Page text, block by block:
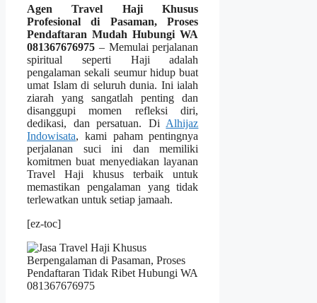
Agen Travel Haji Khusus
Profesional di Pasaman, Proses
Pendaftaran Mudah Hubungi WA
081367676975 – Memulai perjalanan
spiritual seperti Haji adalah
pengalaman sekali seumur hidup buat
umat Islam di seluruh dunia. Ini ialah
ziarah yang sangatlah penting dan
disanggupi momen refleksi diri,
dedikasi, dan persatuan. Di Alhijaz
Indowisata, kami paham pentingnya
perjalanan suci ini dan memiliki
komitmen buat menyediakan layanan
Travel Haji khusus terbaik untuk
memastikan pengalaman yang tidak
terlewatkan untuk setiap jamaah.
[ez-toc]